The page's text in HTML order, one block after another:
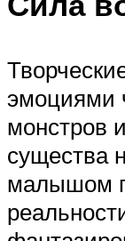
эмоциями
монстров
существа
малышом